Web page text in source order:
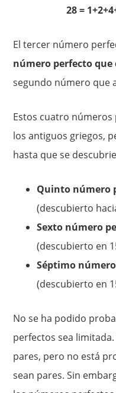
28 =
El tercer número
número perfecto que
segundo número que
Estos cuatro
los antiguos griegos,
hasta que se
Quinto
(descubierto
Sexto
(descubierto en
Séptimo
(descubierto en
No se ha podido
perfectos sea
pares, pero no está
sean pares. Sin